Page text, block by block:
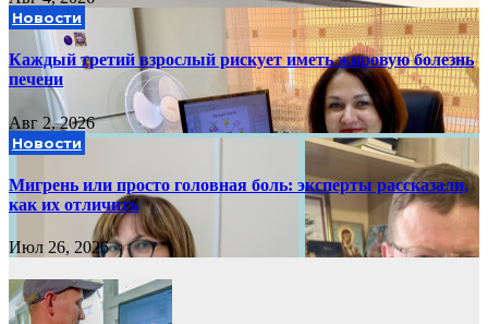
Новости
Каждый третий взрослый рискует иметь жировую болезнь
печени
Авг 2, 2026
Новости
Мигрень или просто головная боль: эксперты рассказали,
как их отличить
Июл 26, 2026